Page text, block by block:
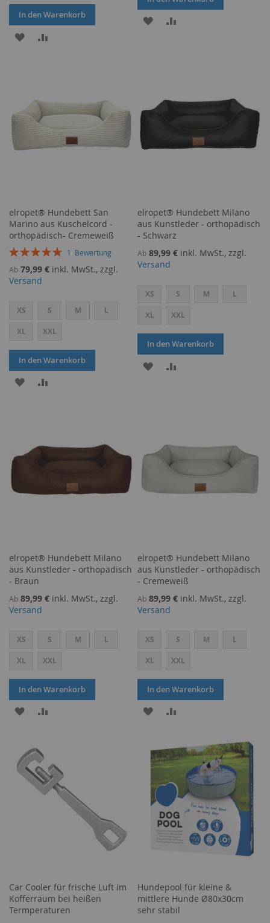
In den Warenkorb
ZUR
ZUR
elropet® Hundebett San
Marino aus Kuschelcord -
orthopädisch- Cremeweiß
Bewertung:
1 Bewertung
Ab 79,99 € inkl. MwSt., zzgl.
Versand
XS S M L
XL XXL
In den Warenkorb
ZUR
elropet® Hundebett Milano
aus Kunstleder - orthopädisch
- Schwarz
Ab 89,99 € inkl. MwSt., zzgl.
Versand
XS S M L
XL XXL
In den Warenkorb
ZUR
elropet® Hundebett Milano
aus Kunstleder - orthopädisch
- Braun
Ab 89,99 € inkl. MwSt., zzgl.
Versand
XS S M L
XL XXL
In den Warenkorb
ZUR
HINZUFÜGEN
elropet® Hundebett Milano
aus Kunstleder - orthopädisch
- Cremeweiß
Ab 89,99 € inkl. MwSt., zzgl.
Versand
XS S M L
XL XXL
In den Warenkorb
ZUR
HINZUFÜGEN
HINZUFÜGEN
Car Cooler für frische Luft im
Kofferraum bei heißen
Termperaturen
Hundepool für kleine &
mittlere Hunde Ø80x30cm
sehr stabil